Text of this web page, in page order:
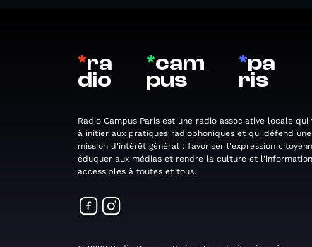
*ra
dio
*cam
pus
*pa
ris
Radio Campus Paris est une radio associative locale qui
à initier aux pratiques radiophoniques et qui défend une
mission d'intérêt général : favoriser l'expression
éduquer aux médias et rendre la culture et l'information
accessibles à toutes et tous.